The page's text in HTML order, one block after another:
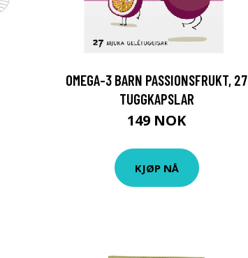
OMEGA-3 BARN PASSIONSFRUKT, 27
TUGGKAPSLAR
149 NOK
KJØP NÅ